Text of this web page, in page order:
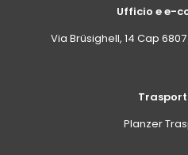
Ufficio e e-
Via Brüsighell, 14 Cap
Planzer